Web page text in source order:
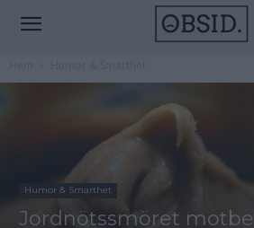
Humor & Smarthet
Jordnötssmöret